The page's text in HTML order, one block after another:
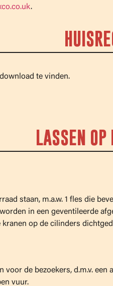
.
te vinden.
LASSEN
staan, m.a.w. 1 fles die
in een geventileerde
op de cilinders
de bezoekers, d.m.v.
vuur.